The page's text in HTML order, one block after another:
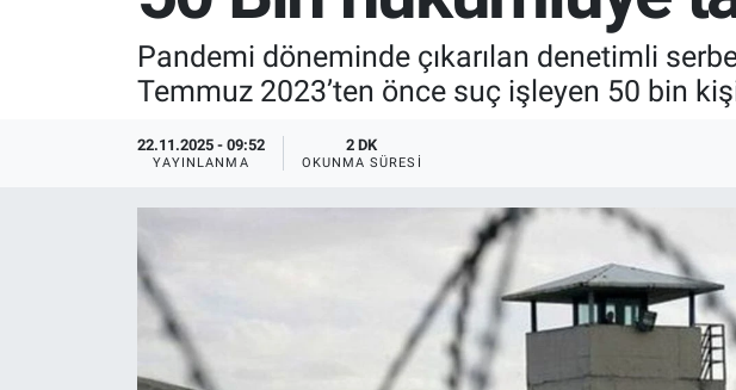
Pandemi döneminde çıkarılan denetimli
Temmuz 2023’ten önce suç işleyen 50 bin
22.11.2025 - 09:52
YAYINLANMA
2 DK
OKUNMA SÜRESI
RESMİ İLANLAR